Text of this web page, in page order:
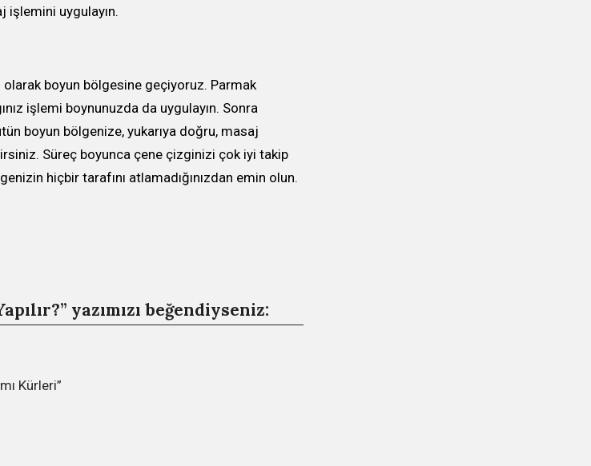
işlemini uygulayın.
boyun bölgesine geçiyoruz. Parmak
işlemi boynunuzda da uygulayın. Sonra
boyun bölgenize, yukarıya doğru, masaj
Süreç boyunca çene çizginizi çok iyi takip
hiçbir tarafını atlamadığınızdan emin olun.
yazımızı beğendiyseniz:
Kürleri”